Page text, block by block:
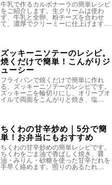
牛乳で作るカルボナーラの簡単レシピ
をご紹介します。生クリームは使わ
ず、牛乳と全卵、粉チーズを合わせ
て、濃厚でクリーミーに仕上げます…
ズッキーニソテーのレシピ。
焼くだけで簡単！こんがりジ
ューシー
フライパンで焼くだけで簡単に作れ
る、ズッキーニソテーのレシピです。
ズッキーニを輪切りにし、オリーブオ
イルで両面をこんがりと焼き、塩…
ちくわの甘辛炒め｜5分で簡
単！お弁当にもおすすめ
ちくわの甘辛炒めの簡単レシピです。
ちくわをごま油で香ばしく焼き、醤
油・みりん・砂糖を使った甘辛だれを
手早く絡めます。照りのあるたれ…